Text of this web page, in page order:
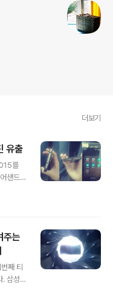
더보기
유출
를
샌드
것
확인
930
를
드로
주는
째 티
삼성